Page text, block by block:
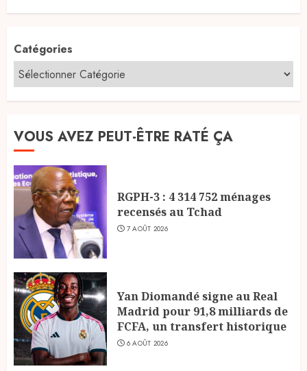
Catégories
VOUS AVEZ PEUT-ÊTRE RATÉ ÇA
RGPH-3 : 4 314 752 ménages
recensés au Tchad
7 AOÛT 2026
Yan Diomandé signe au Real
Madrid pour 91,8 milliards de
FCFA, un transfert historique
6 AOÛT 2026